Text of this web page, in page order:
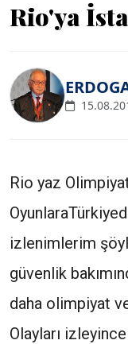
Rio'ya
Rio yaz Olimpiyat
izlenimlerim
güvenlik
daha olimpiyat
Olayları